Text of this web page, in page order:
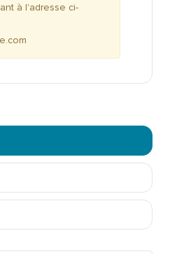
à l'adresse ci-